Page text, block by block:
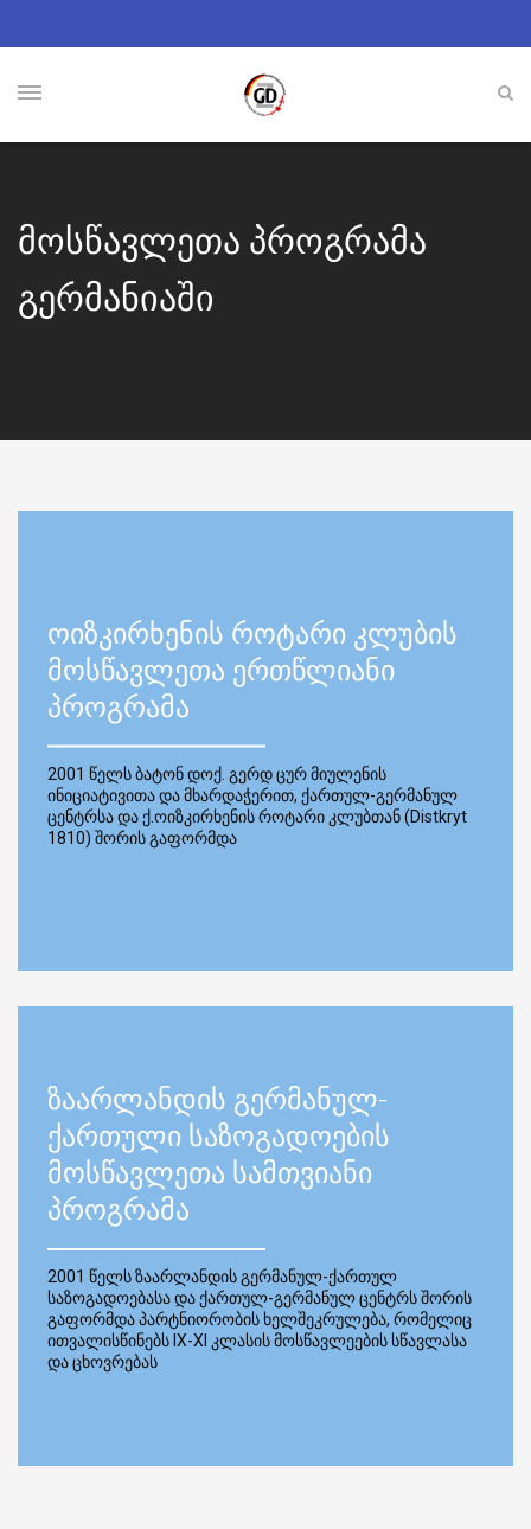
მოსწავლეთა პროგრამა
გერმანიაში
ოიზკირხენის როტარი კლუბის
მოსწავლეთა ერთწლიანი
პროგრამა
2001 წელს ბატონ დოქ. გერდ ცურ მიულენის
ინიციატივითა და მხარდაჭერით, ქართულ-გერმანულ
ცენტრსა და ქ.ოიზკირხენის როტარი კლუბთან (Distkryt
1810) შორის გაფორმდა
ზაარლანდის გერმანულ-
ქართული საზოგადოების
მოსწავლეთა სამთვიანი
პროგრამა
2001 წელს ზაარლანდის გერმანულ-ქართულ
საზოგადოებასა და ქართულ-გერმანულ ცენტრს შორის
გაფორმდა პარტნიორობის ხელშეკრულება, რომელიც
ითვალისწინებს IX-XI კლასის მოსწავლეების სწავლასა
და ცხოვრებას